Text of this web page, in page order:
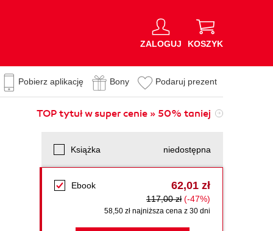
ZALOGUJ KOSZYK
Pobierz aplikację Bony Podaruj prezent
TOP tytuł w super cenie » 50% taniej
Książka niedostępna
Ebook 62,01 zł
117,00 zł (-47%)
58,50 zł najniższa cena z 30 dni